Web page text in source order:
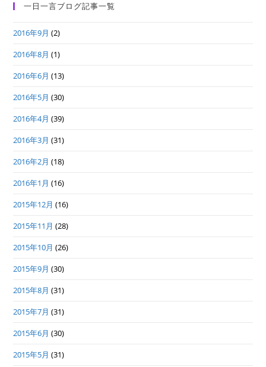
一日一言ブログ記事一覧
2016年9月 (2)
2016年8月 (1)
2016年6月 (13)
2016年5月 (30)
2016年4月 (39)
2016年3月 (31)
2016年2月 (18)
2016年1月 (16)
2015年12月 (16)
2015年11月 (28)
2015年10月 (26)
2015年9月 (30)
2015年8月 (31)
2015年7月 (31)
2015年6月 (30)
2015年5月 (31)